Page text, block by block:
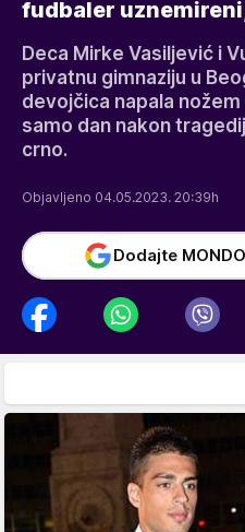
fudbaler
Deca Mirke Vasiljević i
privatnu gimnaziju u
devojčica napala
samo dan nakon
crno.
Objavljeno 04.05.2023. 20:39h
Dodajte